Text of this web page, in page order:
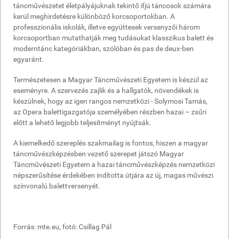
táncművészetet életpályájuknak tekintő ifjú táncosok számára
kerül meghirdetésre különböző korcsoportokban. A
professzionális iskolák, illetve együttesek versenyzői három
korcsoportban mutathatják meg tudásukat klasszikus balett és
moderntánc kategóriákban, szólóban és pas de deux-ben
egyaránt.
Természetesen a Magyar Táncművészeti Egyetem is készül az
eseményre. A szervezés zajlik és a hallgatók, növendékek is
készülnek, hogy az igen rangos nemzetközi ­- Solymosi Tamás,
az Opera balettigazgatója személyében részben hazai – zsűri
előtt a lehető legjobb teljesítményt nyújtsák.
A kiemelkedő szereplés szakmailag is fontos, hiszen a magyar
táncművészképzésben vezető szerepet játszó Magyar
Táncművészeti Egyetem a hazai táncművészképzés nemzetközi
népszerűsítése érdekében indította útjára az új, magas művészi
színvonalú balettversenyét.
Forrás: mte.eu, fotó: Csillag Pál